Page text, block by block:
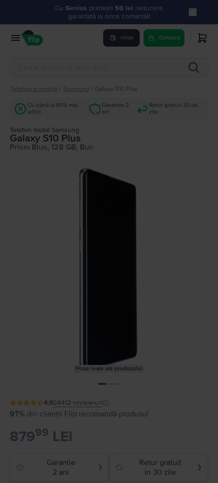
Cu Genius primești 50 lei reducere
garantată la orice comandă!
Vinde Cumpara
Telefoane mobile Samsung Galaxy S10 Plus
Cu până la 40% mai
ieftin
Garanție 2
ani
Retur gratuit 30 de
zile
Telefon mobil Samsung
Galaxy S10 Plus
Prism Blue, 128 GB, Bun
Poze reale ale produsului
4.924412 review-uri
97% din clienții Flip recomandă produsul
87999 LEI
Garantie
2 ani
❯
Retur gratuit
in 30 zile
❯